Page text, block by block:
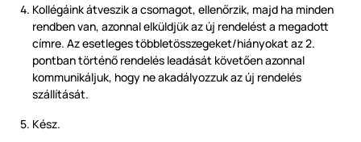
Kollégáink átveszik a csomagot, ellenőrzik, majd ha minden
rendben van, azonnal elküldjük az új rendelést a megadott
címre. Az esetleges többletösszegeket/hiányokat az 2.
pontban történő rendelés leadását követően azonnal
kommunikáljuk, hogy ne akadályozzuk az új rendelés
szállítását.
Kész.